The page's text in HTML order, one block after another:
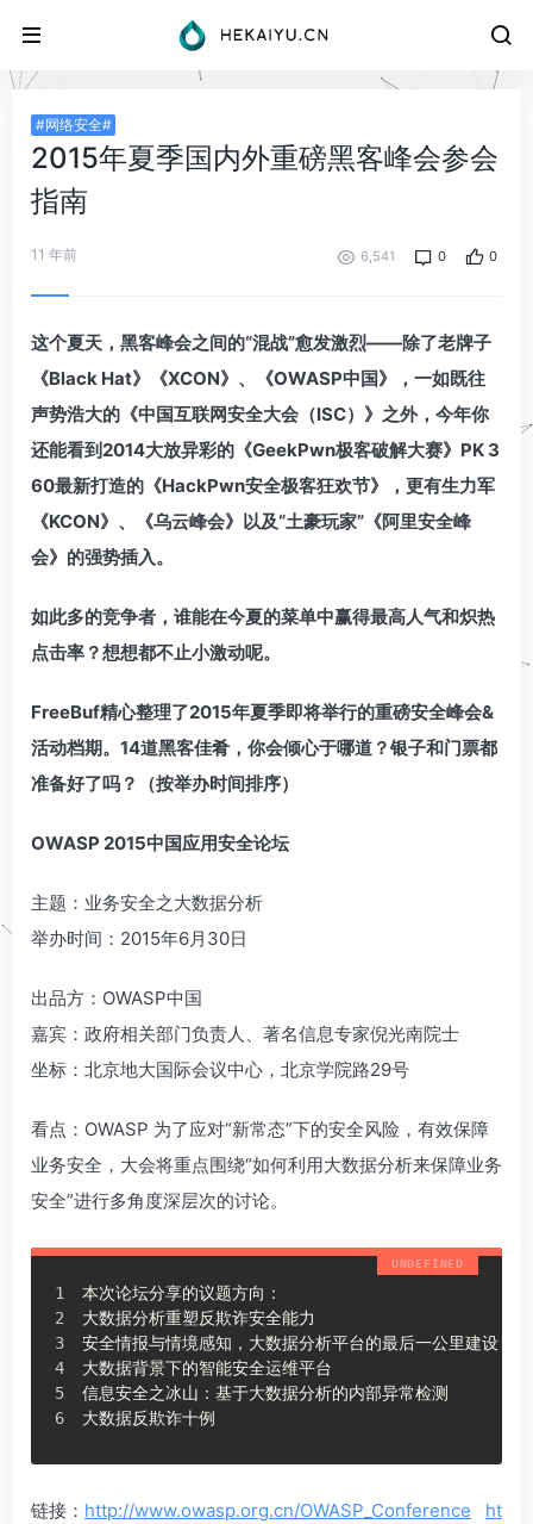
#网络安全#
2015年夏季国内外重磅黑客峰会参会
指南
11 年前 6,541 0 0
这个夏天，黑客峰会之间的“混战”愈发激烈——除了老牌子
《Black Hat》《XCON》、《OWASP中国》，一如既往
声势浩大的《中国互联网安全大会（ISC）》之外，今年你
还能看到2014大放异彩的《GeekPwn极客破解大赛》PK 3
60最新打造的《HackPwn安全极客狂欢节》，更有生力军
《KCON》、《乌云峰会》以及“土豪玩家”《阿里安全峰
会》的强势插入。
如此多的竞争者，谁能在今夏的菜单中赢得最高人气和炽热
点击率？想想都不止小激动呢。
FreeBuf精心整理了2015年夏季即将举行的重磅安全峰会&
活动档期。14道黑客佳肴，你会倾心于哪道？银子和门票都
准备好了吗？（按举办时间排序）
OWASP 2015中国应用安全论坛
主题：业务安全之大数据分析
举办时间：2015年6月30日
出品方：OWASP中国
嘉宾：政府相关部门负责人、著名信息专家倪光南院士
坐标：北京地大国际会议中心，北京学院路29号
看点：OWASP 为了应对“新常态”下的安全风险，有效保障
业务安全，大会将重点围绕“如何利用大数据分析来保障业务
安全”进行多角度深层次的讨论。
本次论坛分享的议题方向：
大数据分析重塑反欺诈安全能力
安全情报与情境感知，大数据分析平台的最后一公里建设
大数据背景下的智能安全运维平台
信息安全之冰山：基于大数据分析的内部异常检测
大数据反欺诈十例
链接： http://www.owasp.org.cn/OWASP_Conference
ht